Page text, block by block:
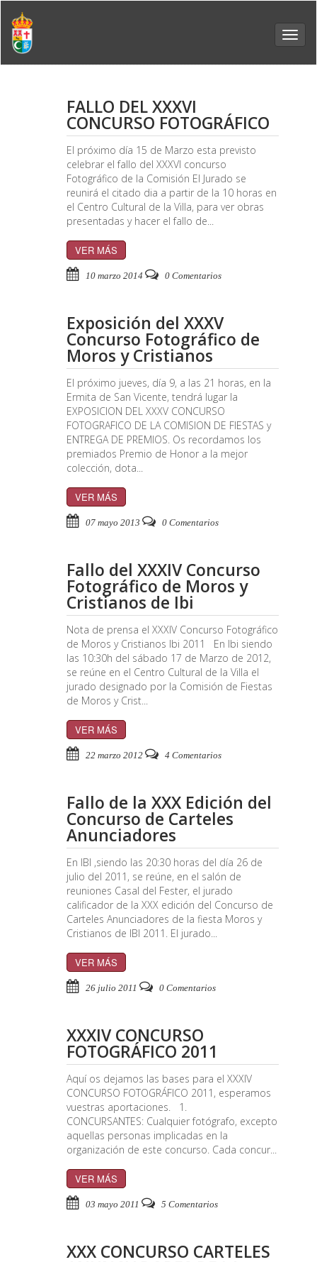
FALLO DEL XXXVI
CONCURSO FOTOGRÁFICO
El próximo día 15 de Marzo esta previsto
celebrar el fallo del XXXVI concurso
Fotográfico de la Comisión El Jurado se
reunirá el citado dia a partir de la 10 horas en
el Centro Cultural de la Villa, para ver obras
presentadas y hacer el fallo de...
VER MÁS
10 marzo 2014 0 Comentarios
Exposición del XXXV
Concurso Fotográfico de
Moros y Cristianos
El próximo jueves, día 9, a las 21 horas, en la
Ermita de San Vicente, tendrá lugar la
EXPOSICION DEL XXXV CONCURSO
FOTOGRAFICO DE LA COMISION DE FIESTAS y
ENTREGA DE PREMIOS. Os recordamos los
premiados Premio de Honor a la mejor
colección, dota...
VER MÁS
07 mayo 2013 0 Comentarios
Fallo del XXXIV Concurso
Fotográfico de Moros y
Cristianos de Ibi
Nota de prensa el XXXIV Concurso Fotográfico
de Moros y Cristianos Ibi 2011 En Ibi siendo
las 10:30h del sábado 17 de Marzo de 2012,
se reúne en el Centro Cultural de la Villa el
jurado designado por la Comisión de Fiestas
de Moros y Crist...
VER MÁS
22 marzo 2012 4 Comentarios
Fallo de la XXX Edición del
Concurso de Carteles
Anunciadores
En IBI ,siendo las 20:30 horas del día 26 de
julio del 2011, se reúne, en el salón de
reuniones Casal del Fester, el jurado
calificador de la XXX edición del Concurso de
Carteles Anunciadores de la fiesta Moros y
Cristianos de IBI 2011. El jurado...
VER MÁS
26 julio 2011 0 Comentarios
XXXIV CONCURSO
FOTOGRÁFICO 2011
Aquí os dejamos las bases para el XXXIV
CONCURSO FOTOGRÁFICO 2011, esperamos
vuestras aportaciones. 1.
CONCURSANTES: Cualquier fotógrafo, excepto
aquellas personas implicadas en la
organización de este concurso. Cada concur...
VER MÁS
03 mayo 2011 5 Comentarios
XXX CONCURSO CARTELES